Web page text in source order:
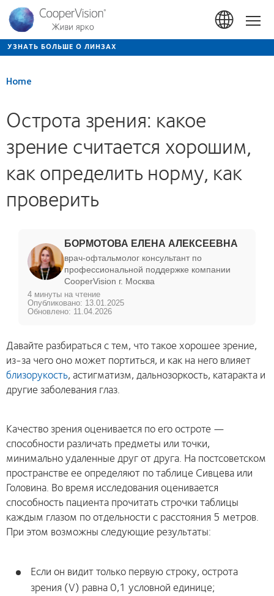
Перейти
основному
содержанию
УЗНАТЬ БОЛЬШЕ О ЛИНЗАХ
Home
Острота зрения: какое
зрение считается хорошим,
как определить норму, как
проверить
БОРМОТОВА ЕЛЕНА АЛЕКСЕЕВНА
врач-офтальмолог консультант по
профессиональной поддержке компании
CooperVision г. Москва
4 минуты на чтение
Опубликовано: 13.01.2025
Обновлено: 11.04.2026
Давайте разбираться с тем, что такое хорошее зрение,
из-за чего оно может портиться, и как на него влияет
близорукость, астигматизм, дальнозоркость, катаракта и
другие заболевания глаз.
Качество зрения оценивается по его остроте —
способности различать предметы или точки,
минимально удаленные друг от друга. На постсоветском
пространстве ее определяют по таблице Сивцева или
Головина. Во время исследования оценивается
способность пациента прочитать строчки таблицы
каждым глазом по отдельности с расстояния 5 метров.
При этом возможны следующие результаты:
Если он видит только первую строку, острота
зрения (V) равна 0,1 условной единице;